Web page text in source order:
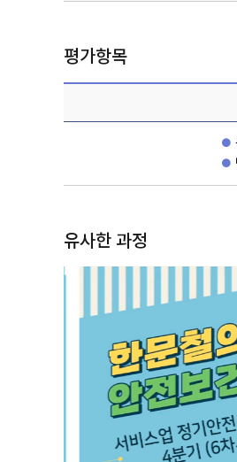
평가항목
유사한 과정